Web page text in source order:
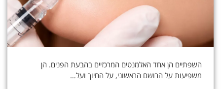
השפתיים הן אחד האלמנטים המרכזיים בהבעת הפנים. הן
משפיעות על הרושם הראשוני, על החיוך ועל…